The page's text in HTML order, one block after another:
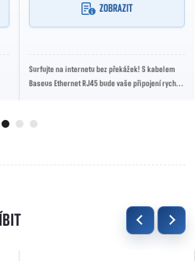
ZOBRAZIT
Surfujte na internetu bez překážek! S kabelem
Baseus Ethernet RJ45 bude vaše připojení rychlé